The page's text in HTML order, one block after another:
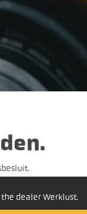
dealer Werklust.